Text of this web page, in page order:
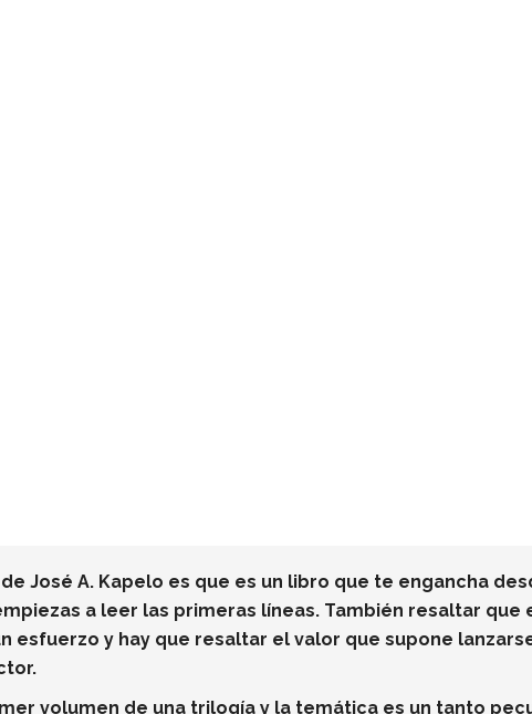
José A. Kapelo es que es un libro que te engancha
a leer las primeras líneas. También resaltar
esfuerzo y hay que resaltar el valor que supone
volumen de una trilogía y la temática es un tanto